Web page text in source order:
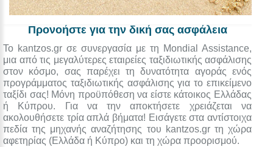
Προνοήστε για την δική σας ασφάλεια
Το kantzos.gr σε συνεργασία με τη Mondial Assistance,
μια από τις μεγαλύτερες εταιρείες ταξιδιωτικής ασφάλισης
στον κόσμο, σας παρέχει τη δυνατότητα αγοράς ενός
προγράμματος ταξιδιωτικής ασφάλισης για το επικείμενο
ταξίδι σας! Μόνη προϋπόθεση να είστε κάτοικος Ελλάδας
ή Κύπρου. Για να την αποκτήσετε χρειάζεται να
ακολουθήσετε τρία απλά βήματα! Εισάγετε στα αντίστοιχα
πεδία της μηχανής αναζήτησης του kantzos.gr τη χώρα
αφετηρίας (Ελλάδα ή Κύπρο) και τη χώρα προορισμού.